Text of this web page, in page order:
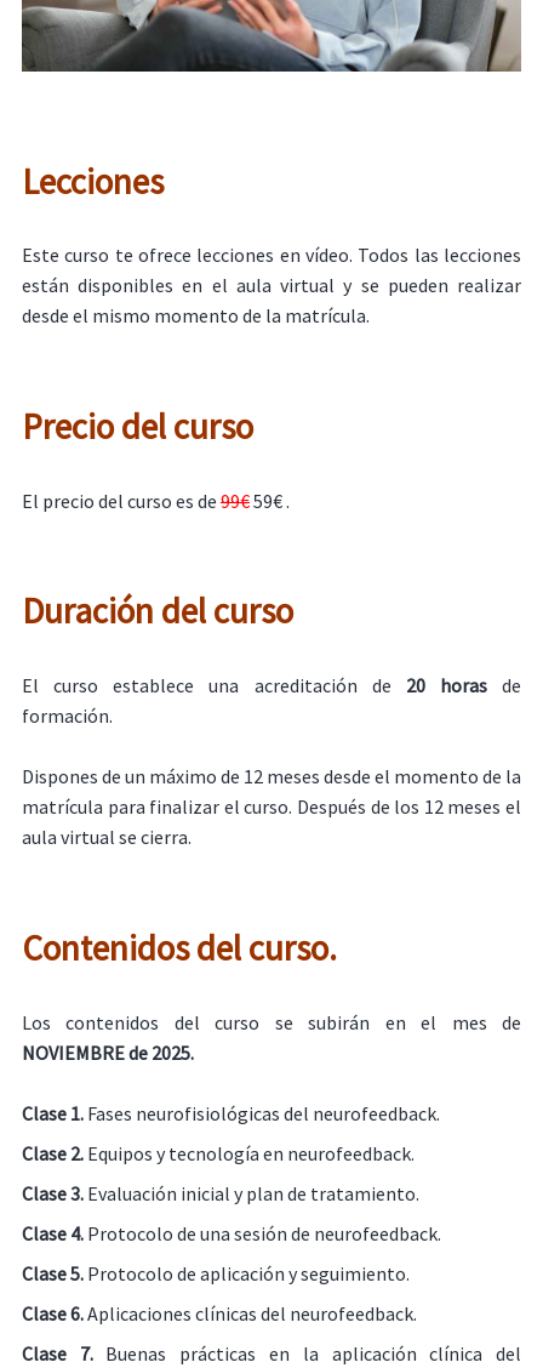
Lecciones
Este curso te ofrece lecciones en vídeo. Todos las lecciones
están disponibles en el aula virtual y se pueden realizar
desde el mismo momento de la matrícula.
Precio del curso
El precio del curso es de 99€59€ .
Duración del curso
El curso establece una acreditación de 20 horasde
formación.
Dispones de un máximo de 12 meses desde el momento de la
matrícula para finalizar el curso. Después de los 12 meses el
aula virtual se cierra.
Contenidos del curso.
Los contenidos del curso se subirán en el mes de
NOVIEMBREde 2025.
Clase 1. Fases neurofisiológicas del neurofeedback.
Clase 2. Equipos y tecnología en neurofeedback.
Clase 3. Evaluación inicial y plan de tratamiento.
Clase 4.Protocolo de una sesión de neurofeedback.
Clase 5.Protocolo de aplicación y seguimiento.
Clase 6.Aplicaciones clínicas del neurofeedback.
Clase 7. Buenas prácticas en la aplicación clínica del